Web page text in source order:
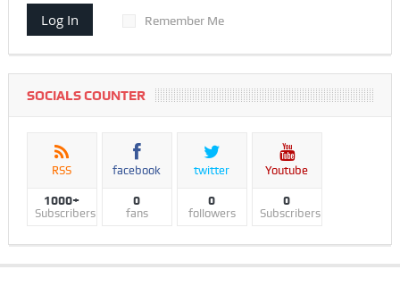
Log In Remember Me
SOCIALS COUNTER
RSS
1000+
Subscribers
facebook
0
fans
twitter
0
followers
Youtube
0
Subscribers